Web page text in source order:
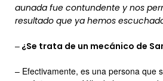
aunada fue contundente y nos
resultado que ya hemos
– ¿Se trata de un mecánico de
– Efectivamente, es una persona que